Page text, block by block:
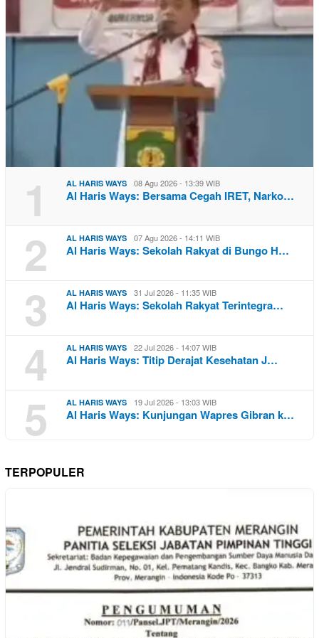
1 AL HARIS WAYS 08 Agu 2026 - 13:39 WIB
Al Haris Ways: Bersama Cegah IRET, Narko…
2 AL HARIS WAYS 07 Agu 2026 - 14:11 WIB
Al Haris Ways: Sekolah Rakyat di Bungo H…
3 AL HARIS WAYS 31 Jul 2026 - 11:35 WIB
Al Haris Ways: Sekolah Rakyat Terintegra…
4 AL HARIS WAYS 22 Jul 2026 - 14:07 WIB
Al Haris Ways: Titip Derajat Kesehatan J…
5 AL HARIS WAYS 19 Jul 2026 - 13:03 WIB
Al Haris Ways: Kunjungan Wapres Gibran k…
TERPOPULER